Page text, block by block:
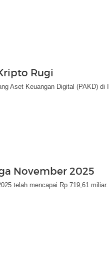
Rugi
Aset Keuangan Digital (PAKD) di
November 2025
telah mencapai Rp 719,61 miliar.